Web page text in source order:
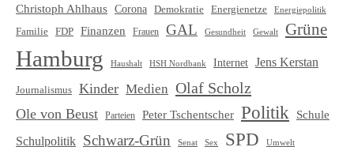
Christoph Ahlhaus Corona Demokratie Energienetze Energiepolitik
Familie FDP Finanzen Frauen GAL Gesundheit Gewalt Grüne
Hamburg Haushalt HSH Nordbank Internet Jens Kerstan
Journalismus Kinder Medien Olaf Scholz
Ole von Beust Parteien Peter Tschentscher Politik
Schule
Schulpolitik Schwarz-Grün Senat Sex SPD Umwelt